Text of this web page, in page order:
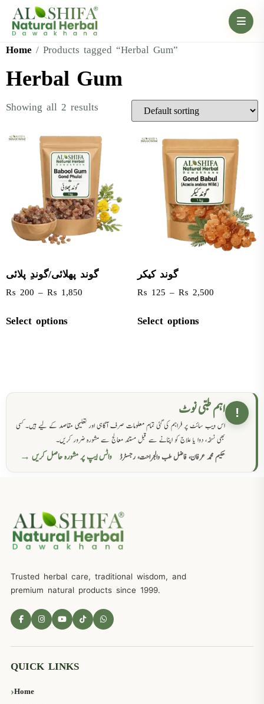
Home / Products tagged “Herbal Gum”
Herbal Gum
Showing all 2 results
گوند پھلائی/گوندِ پلائی
₨ 200 – ₨ 1,850
Select options
گوند کیکر
₨ 125 – ₨ 2,500
Select options
! اہم طبی نوٹ
اس ویب سائٹ پر فراہم کی گئی تمام معلومات صرف آگاہی اور تعلیمی مقاصد کے لیے ہیں۔ کسی
بھی نسخہ، دوا یا علاج کو اپنانے سے قبل مستند معالج سے مشورہ ضرور کریں۔
حکیم محمد عرفان، فاضل طب والجراحت، رجسٹرڈ
واٹس ایپ پر مشورہ حاصل کریں →
Trusted herbal care, traditional wisdom, and
premium natural products since 1999.
QUICK LINKS
Home